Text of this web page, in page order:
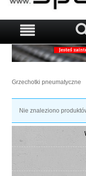
Grzechotki pneumatyczne
Nie znaleziono